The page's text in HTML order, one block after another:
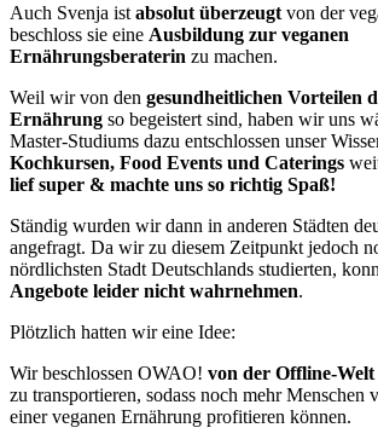
Auch Svenja ist absolut überzeugt von der
beschloss sie eine Ausbildung zur veganen
Ernährungsberaterin zu machen.
Weil wir von den gesundheitlichen Vorteilen
Ernährung so begeistert sind, haben wir uns
Master-Studiums dazu entschlossen unser
Kochkursen, Food Events und Caterings
lief super & machte uns so richtig Spaß!
Ständig wurden wir dann in anderen Städten
angefragt. Da wir zu diesem Zeitpunkt jedoch
nördlichsten Stadt Deutschlands studierten,
Angebote leider nicht wahrnehmen.
Plötzlich hatten wir eine Idee:
Wir beschlossen OWAO! von der Offline-
zu transportieren, sodass noch mehr Menschen
einer veganen Ernährung profitieren können.